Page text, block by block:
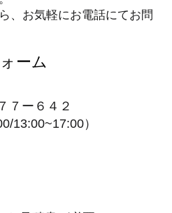
、お気軽にお電話にてお問
ーム
７ー６４２
13:00~17:00）